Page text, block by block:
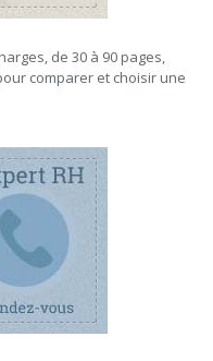
de 30 à 90 pages,
comparer et choisir une